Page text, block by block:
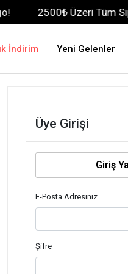
2500₺ Üzeri Tüm
İndirim Yeni Gelenler
Üye Girişi
Giriş
E-Posta Adresiniz
Şifre